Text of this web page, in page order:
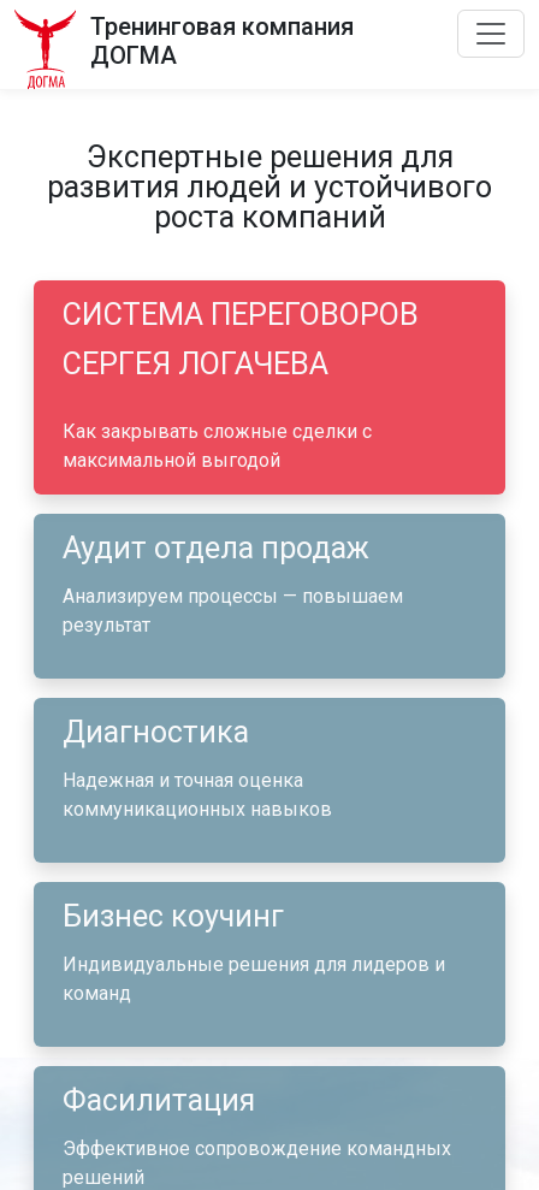
Тренинговая компания
ДОГМА
Экспертные решения для
развития людей и устойчивого
роста компаний
СИСТЕМА ПЕРЕГОВОРОВ
СЕРГЕЯ ЛОГАЧЕВА
Как закрывать сложные сделки с
максимальной выгодой
Аудит отдела продаж
Анализируем процессы — повышаем
результат
Диагностика
Надежная и точная оценка
коммуникационных навыков
Бизнес коучинг
Индивидуальные решения для лидеров и
команд
Фасилитация
Эффективное сопровождение командных
решений